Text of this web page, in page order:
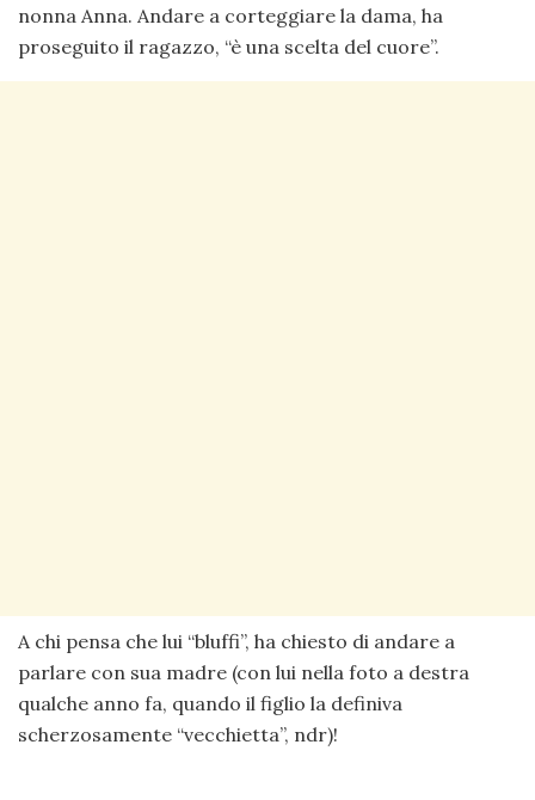
nonna Anna. Andare a corteggiare la dama, ha
proseguito il ragazzo, “è una scelta del cuore”.
A chi pensa che lui “bluffi”, ha chiesto di andare a
parlare con sua madre (con lui nella foto a destra
qualche anno fa, quando il figlio la definiva
scherzosamente “vecchietta”, ndr)!